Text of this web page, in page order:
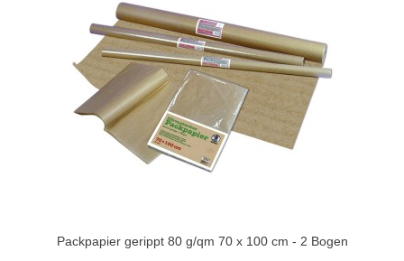
Packpapier gerippt 80 g/qm 70 x 100 cm - 2 Bogen